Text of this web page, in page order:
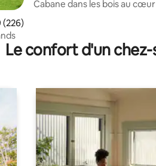
moyenne sur la base de 226
(226)
Cabane dans les bois au
Le confort d'un